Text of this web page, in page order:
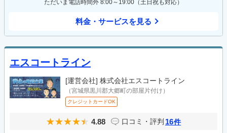
ただいま電話時間外 8:00～19:00（土日祝も対応）
料金・サービスを見る
エスコートライン
[運営会社] 株式会社エスコートライン
（宮城県黒川郡大郷町の部屋片付け）
クレジットカードOK
4.88 口コミ・評判 16件